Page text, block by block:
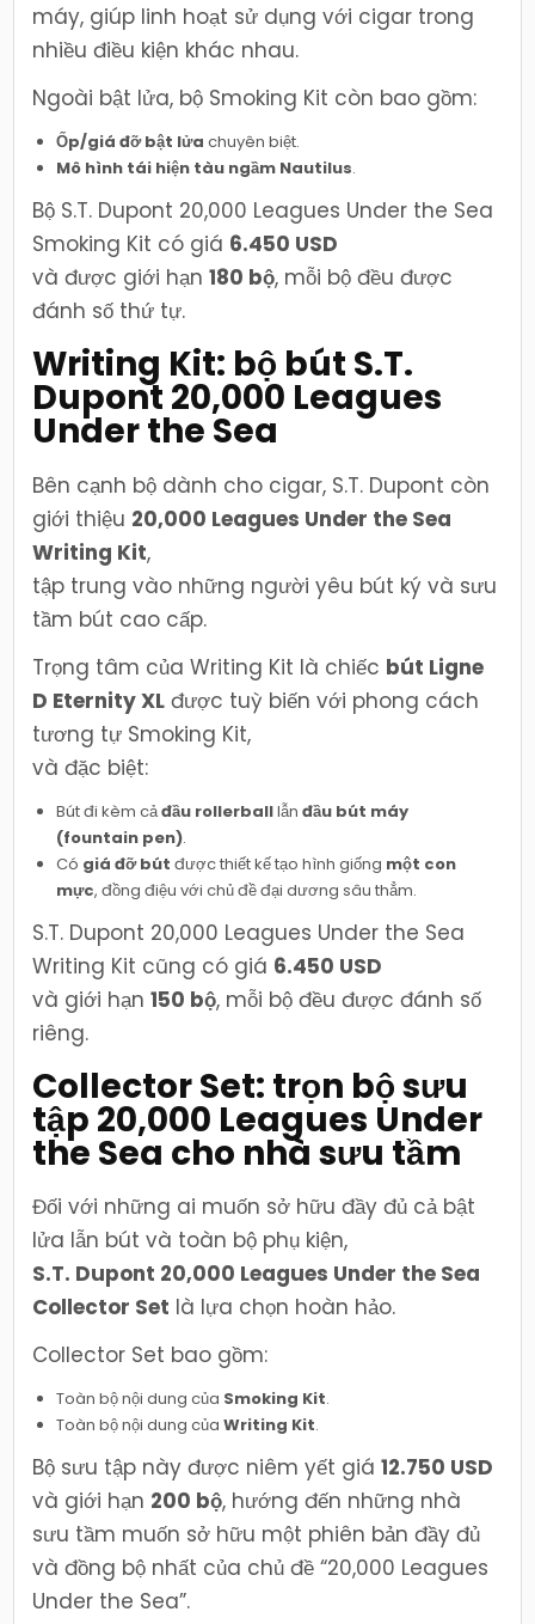
máy, giúp linh hoạt sử dụng với cigar trong
nhiều điều kiện khác nhau.
Ngoài bật lửa, bộ Smoking Kit còn bao gồm:
Ốp/giá đỡ bật lửa chuyên biệt.
Mô hình tái hiện tàu ngầm Nautilus.
Bộ S.T. Dupont 20,000 Leagues Under the Sea
Smoking Kit có giá 6.450 USD
và được giới hạn180 bộ, mỗi bộ đều được
đánh số thứ tự.
Writing Kit: bộ bút S.T.
Dupont 20,000 Leagues
Under the Sea
Bên cạnh bộ dành cho cigar, S.T. Dupont còn
giới thiệu 20,000 Leagues Under the Sea
Writing Kit,
tập trung vào những người yêu bút ký và sưu
tầm bút cao cấp.
Trọng tâm của Writing Kit là chiếc bút Ligne
D Eternity XL được tuỳ biến với phong cách
tương tự Smoking Kit,
và đặc biệt:
Bút đi kèm cảđầu rollerballlẫnđầu bút máy
(fountain pen).
Có giá đỡ bút được thiết kế tạo hình giống một con
mực, đồng điệu với chủ đề đại dương sâu thẳm.
S.T. Dupont 20,000 Leagues Under the Sea
Writing Kit cũng có giá 6.450 USD
và giới hạn150 bộ, mỗi bộ đều được đánh số
riêng.
Collector Set: trọn bộ sưu
tập 20,000 Leagues Under
the Sea cho nhà sưu tầm
Đối với những ai muốn sở hữu đầy đủ cả bật
lửa lẫn bút và toàn bộ phụ kiện,
S.T. Dupont 20,000 Leagues Under the Sea
Collector Set là lựa chọn hoàn hảo.
Collector Set bao gồm:
Toàn bộ nội dung của Smoking Kit.
Toàn bộ nội dung củaWriting Kit.
Bộ sưu tập này được niêm yết giá12.750 USD
và giới hạn 200 bộ, hướng đến những nhà
sưu tầm muốn sở hữu một phiên bản đầy đủ
và đồng bộ nhất của chủ đề “20,000 Leagues
Under the Sea”.